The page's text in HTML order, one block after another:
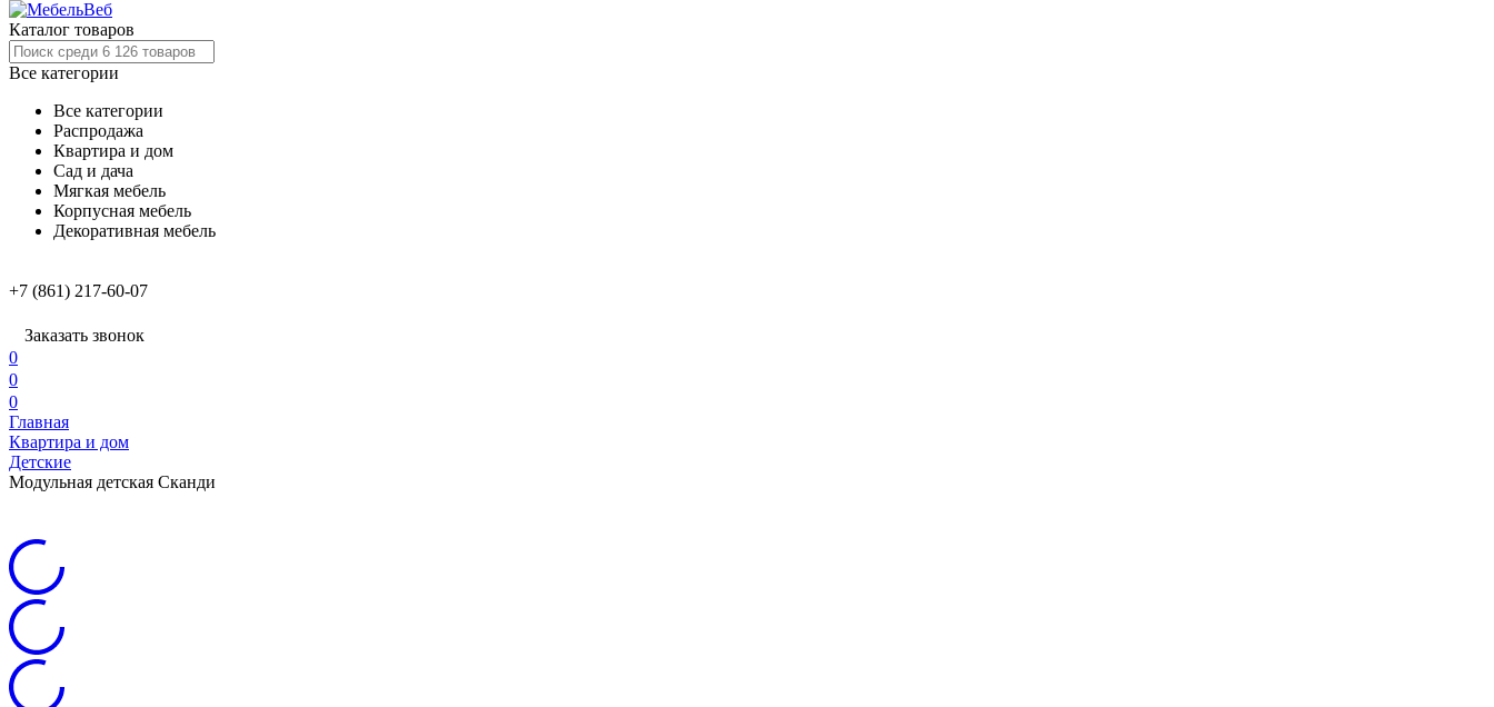
Каталог товаров
Все категории
Все категории
Распродажа
Квартира и дом
Сад и дача
Мягкая мебель
Корпусная мебель
Декоративная мебель
+7 (861) 217-60-07
Заказать звонок
0
0
0
Главная
Квартира и дом
Детские
Модульная детская Сканди